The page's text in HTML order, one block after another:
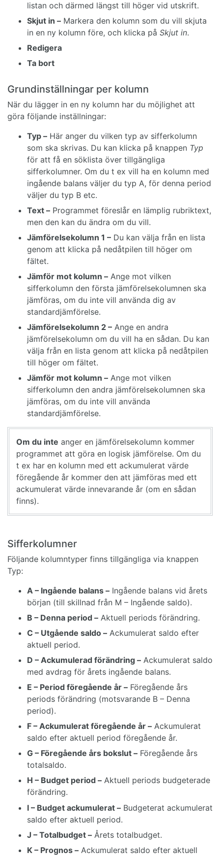
listan och därmed längst till höger vid utskrift.
Skjut in – Markera den kolumn som du vill skjuta
in en ny kolumn före, och klicka på Skjut in.
Redigera
Ta bort
Grundinställningar per kolumn
När du lägger in en ny kolumn har du möjlighet att
göra följande inställningar:
Typ – Här anger du vilken typ av sifferkolumn
som ska skrivas. Du kan klicka på knappen Typ
för att få en söklista över tillgängliga
sifferkolumner. Om du t ex vill ha en kolumn med
ingående balans väljer du typ A, för denna period
väljer du typ B etc.
Text – Programmet föreslår en lämplig rubriktext,
men den kan du ändra om du vill.
Jämförelsekolumn 1 – Du kan välja från en lista
genom att klicka på nedåtpilen till höger om
fältet.
Jämför mot kolumn – Ange mot vilken
sifferkolumn den första jämförelsekolumnen ska
jämföras, om du inte vill använda dig av
standardjämförelse.
Jämförelsekolumn 2 – Ange en andra
jämförelsekolumn om du vill ha en sådan. Du kan
välja från en lista genom att klicka på nedåtpilen
till höger om fältet.
Jämför mot kolumn – Ange mot vilken
sifferkolumn den andra jämförelsekolumnen ska
jämföras, om du inte vill använda
standardjämförelse.
Om du inte anger en jämförelsekolumn kommer
programmet att göra en logisk jämförelse. Om du
t ex har en kolumn med ett ackumulerat värde
föregående år kommer den att jämföras med ett
ackumulerat värde innevarande år (om en sådan
finns).
Sifferkolumner
Följande kolumntyper finns tillgängliga via knappen
Typ:
A – Ingående balans – Ingående balans vid årets
början (till skillnad från M – Ingående saldo).
B – Denna period – Aktuell periods förändring.
C – Utgående saldo – Ackumulerat saldo efter
aktuell period.
D – Ackumulerad förändring – Ackumulerat saldo
med avdrag för årets ingående balans.
E – Period föregående år – Föregående års
periods förändring (motsvarande B – Denna
period).
F – Ackumulerat föregående år – Ackumulerat
saldo efter aktuell period föregående år.
G – Föregående års bokslut – Föregående års
totalsaldo.
H – Budget period – Aktuell periods budgeterade
förändring.
I – Budget ackumulerat – Budgeterat ackumulerat
saldo efter aktuell period.
J – Totalbudget – Årets totalbudget.
K – Prognos – Ackumulerat saldo efter aktuell